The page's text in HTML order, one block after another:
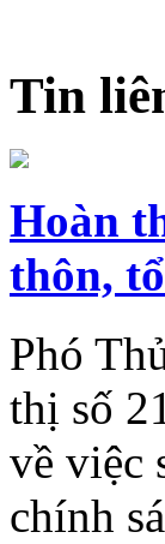
Tin
Hoàn
thôn,
Phó
thị số
về việc
chính